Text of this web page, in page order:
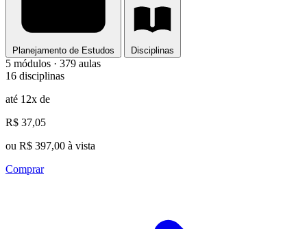
Planejamento de Estudos Disciplinas
5 módulos · 379 aulas
16 disciplinas
até 12x de
R$ 37,05
ou R$ 397,00 à vista
Comprar